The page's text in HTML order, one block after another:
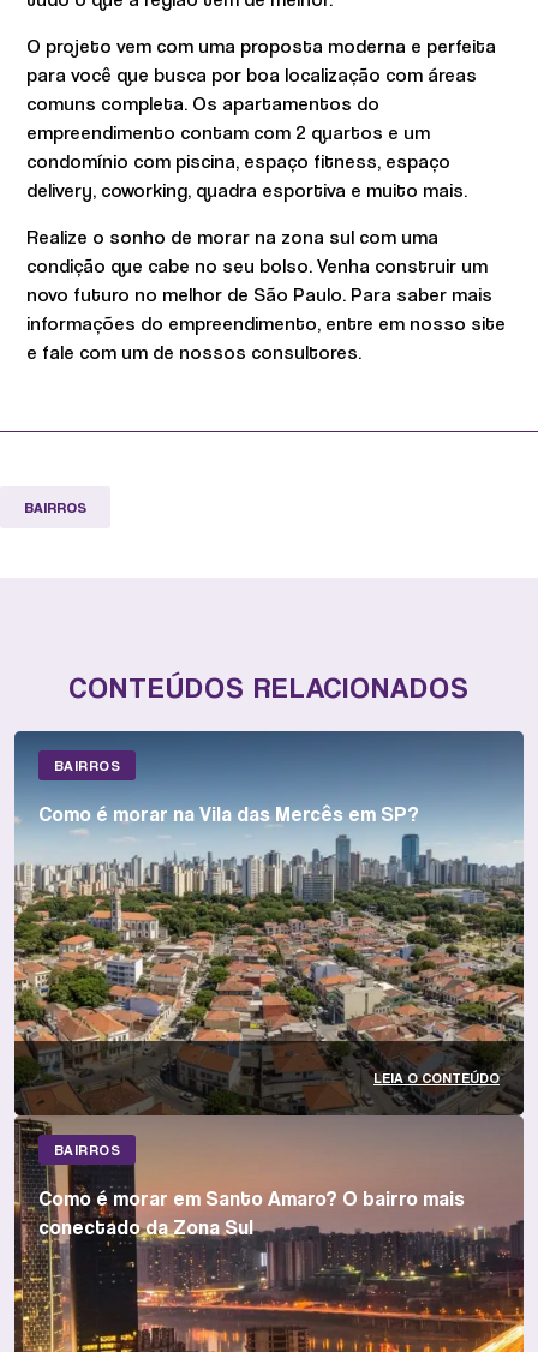
O projeto vem com uma proposta moderna e perfeita
para você que busca por boa localização com áreas
comuns completa. Os apartamentos do
empreendimento contam com 2 quartos e um
condomínio com piscina, espaço fitness, espaço
delivery, coworking, quadra esportiva e muito mais.
Realize o sonho de morar na zona sul com uma
condição que cabe no seu bolso. Venha construir um
novo futuro no melhor de São Paulo. Para saber mais
informações do empreendimento, entre em nosso site
e fale com um de nossos consultores.
BAIRROS
CONTEÚDOS RELACIONADOS
BAIRROS
Como é morar na Vila das Mercês em SP?
LEIA O CONTEÚDO
BAIRROS
Como é morar em Santo Amaro? O bairro mais
conectado da Zona Sul